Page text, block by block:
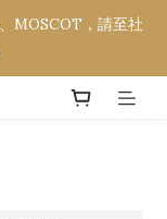
MOSCOT，請至社
MOSCOT，請至社
運優惠。
，請至社